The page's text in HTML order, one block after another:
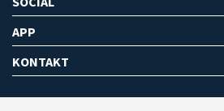
APP
KONTAKT